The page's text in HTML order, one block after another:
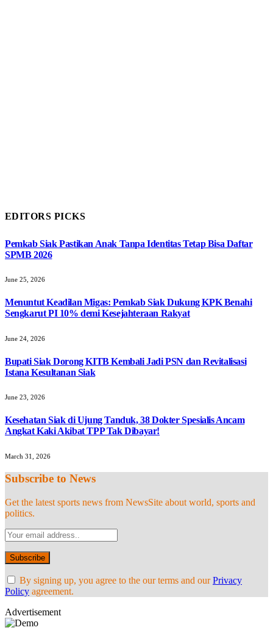
EDITORS PICKS
Pemkab Siak Pastikan Anak Tanpa Identitas Tetap Bisa Daftar
SPMB 2026
June 25, 2026
Menuntut Keadilan Migas: Pemkab Siak Dukung KPK Benahi
Sengkarut PI 10% demi Kesejahteraan Rakyat
June 24, 2026
Bupati Siak Dorong KITB Kembali Jadi PSN dan Revitalisasi
Istana Kesultanan Siak
June 23, 2026
Kesehatan Siak di Ujung Tanduk, 38 Dokter Spesialis Ancam
Angkat Kaki Akibat TPP Tak Dibayar!
March 31, 2026
Subscribe to News
Get the latest sports news from NewsSite about world, sports and
politics.
By signing up, you agree to the our terms and ourPrivacy
Policy agreement.
Advertisement